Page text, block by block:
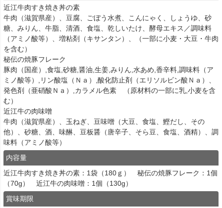
近江牛肉すき焼き丼の素
牛肉（滋賀県産）、豆腐、ごぼう水煮、こんにゃく、しょうゆ、砂
糖、みりん、牛脂、清酒、食塩、乾しいたけ、酵母エキス／調味料
（アミノ酸等）、増粘剤（キサンタン）、（一部に小麦・大豆・牛肉
を含む）
秘伝の焼豚フレーク
豚肉（国産）,食塩,砂糖,醤油,生姜,みりん,水あめ,香辛料,調味料（ア
ミノ酸等）,リン酸塩（Ｎａ）,酸化防止剤（エリソルビン酸Ｎａ）、
発色剤（亜硝酸Ｎａ）,カラメル色素 （原材料の一部に乳,小麦を含
む）
近江牛の肉味噌
牛肉（滋賀県産）、玉ねぎ、豆味噌（大豆、食塩、鰹だし、その
他）、砂糖、酒、味醂、豆板醤（唐辛子、そら豆、食塩、酒精）、調
味料（アミノ酸等）
内容量
近江牛肉すき焼き丼の素：1袋（180ｇ） 秘伝の焼豚フレーク：1個
（70g） 近江牛の肉味噌：1個（130g）
賞味期限